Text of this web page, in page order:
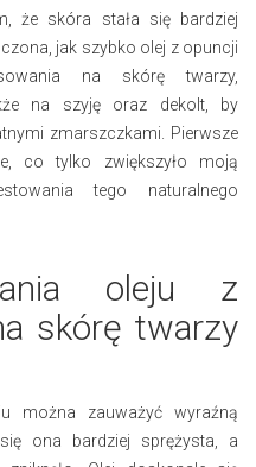
że skóra stała się bardziej
jak szybko olej z opuncji
na skórę twarzy,
na szyję oraz dekolt, by
zmarszczkami. Pierwsze
co tylko zwiększyło moją
tego naturalnego
oleju z
skórę twarzy
można zauważyć wyraźną
ona bardziej sprężysta, a